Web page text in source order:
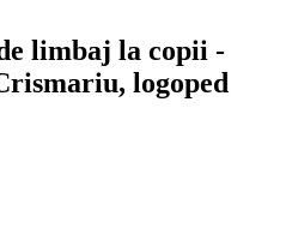
limbaj la copii -
logoped